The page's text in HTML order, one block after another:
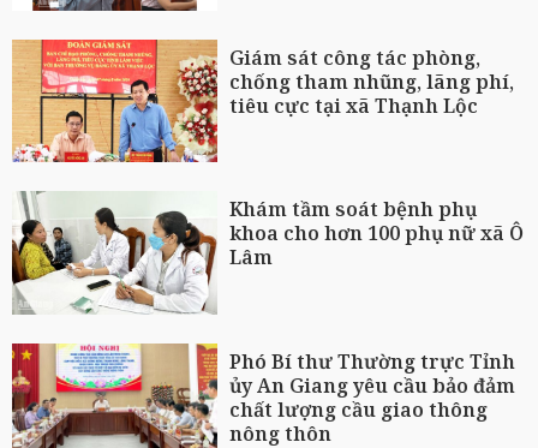
Giám sát công tác phòng,
chống tham nhũng, lãng phí,
tiêu cực tại xã Thạnh Lộc
Khám tầm soát bệnh phụ
khoa cho hơn 100 phụ nữ xã Ô
Lâm
Phó Bí thư Thường trực Tỉnh
ủy An Giang yêu cầu bảo đảm
chất lượng cầu giao thông
nông thôn